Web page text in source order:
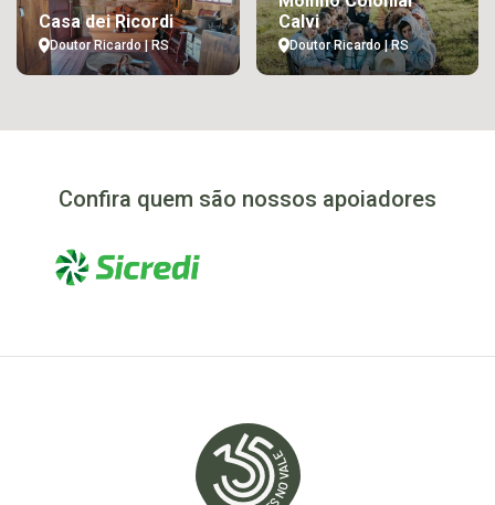
Casa dei Ricordi
Doutor Ricardo | RS
Calvi
Doutor Ricardo | RS
Confira quem são nossos apoiadores